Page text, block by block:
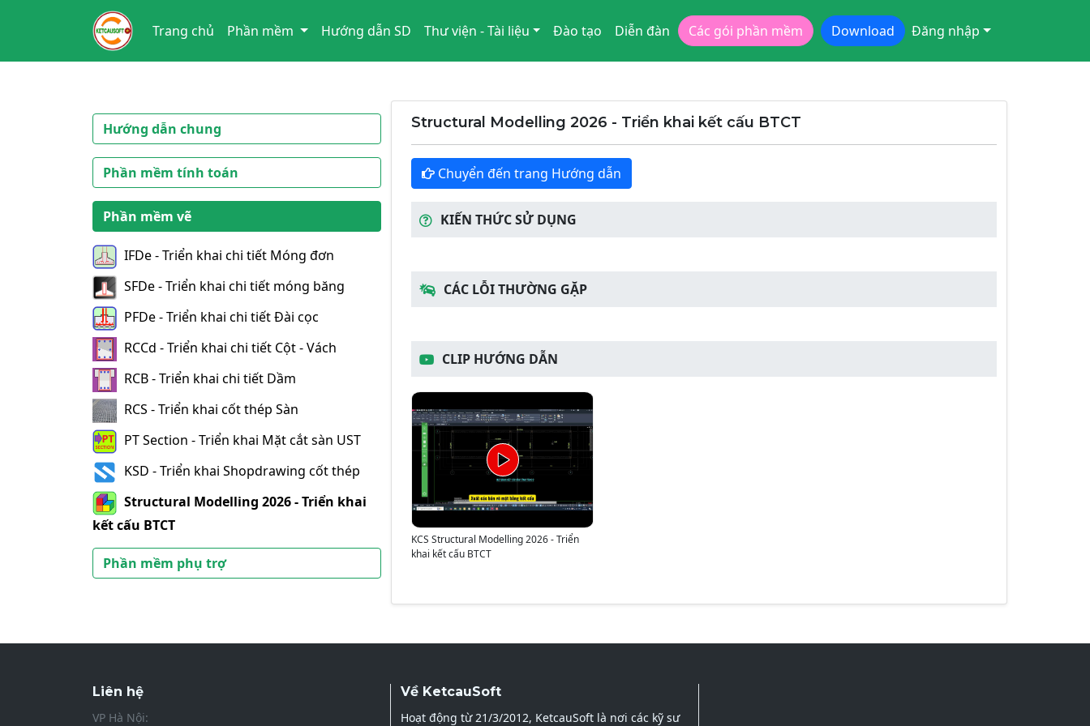
Trang chủ Phần mềm Hướng dẫn SD Thư viện - Tài liệu Đào tạo Diễn đàn Các gói phần mềm Download Đăng nhập
Hướng dẫn chung
Phần mềm tính toán
Phần mềm vẽ
IFDe - Triển khai chi tiết Móng đơn
SFDe - Triển khai chi tiết móng băng
PFDe - Triển khai chi tiết Đài cọc
RCCd - Triển khai chi tiết Cột - Vách
RCB - Triển khai chi tiết Dầm
RCS - Triển khai cốt thép Sàn
PT Section - Triển khai Mặt cắt sàn UST
KSD - Triển khai Shopdrawing cốt thép
Structural Modelling 2026 - Triển khai
kết cấu BTCT
Phần mềm phụ trợ
Structural Modelling 2026 - Triển khai kết cấu BTCT
Chuyển đến trang Hướng dẫn
KIẾN THỨC SỬ DỤNG
CÁC LỖI THƯỜNG GẶP
CLIP HƯỚNG DẪN
KCS Structural Modelling 2026 - Triển
khai kết cấu BTCT
Liên hệ
VP Hà Nội:
Về KetcauSoft
Hoạt động từ 21/3/2012, KetcauSoft là nơi các kỹ sư